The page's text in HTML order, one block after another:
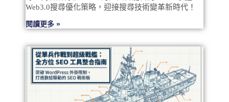
Web3.0搜尋優化策略，迎接搜尋技術變革新時代！
閱讀更多 »